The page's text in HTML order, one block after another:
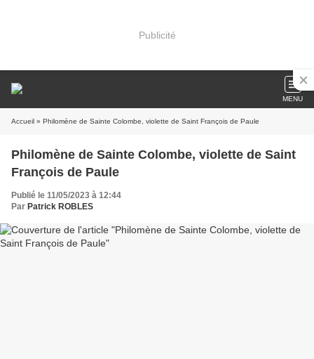
Publicité
MENU
Accueil » Philomène de Sainte Colombe, violette de Saint François de Paule
Philomène de Sainte Colombe, violette de Saint
François de Paule
Publié le 11/05/2023 à 12:44
Par Patrick ROBLES